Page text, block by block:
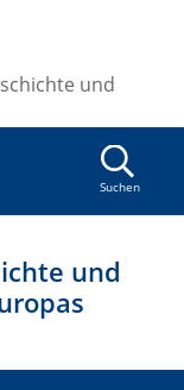
und
Suchen
und